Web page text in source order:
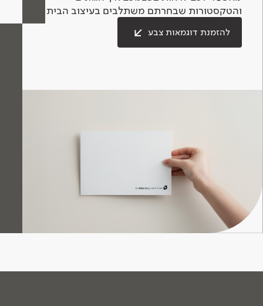
והטקסטורות שבחרתם משתלבים בעיצוב הבית.
להזמנת דוגמאות צבע